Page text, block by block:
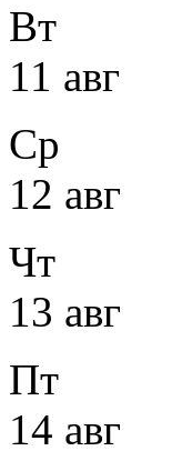
Вт
11 авг
Ср
12 авг
Чт
13 авг
Пт
14 авг